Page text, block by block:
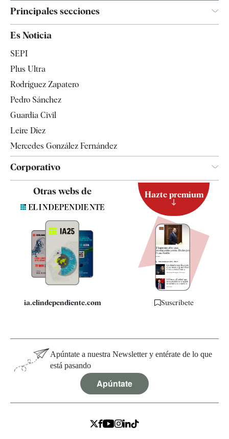
Principales secciones
Televisión
Es Noticia
SEPI
Plus Ultra
Rodríguez Zapatero
Pedro Sánchez
Guardia Civil
Leire Díez
Mercedes González Fernández
Corporativo
Quiénes somos
Especificaciones
Otras webs de
ia.elindependiente.com
Hazte premium
Suscríbete
Apúntate a nuestra Newsletter y entérate de lo que
está pasando
Apúntate